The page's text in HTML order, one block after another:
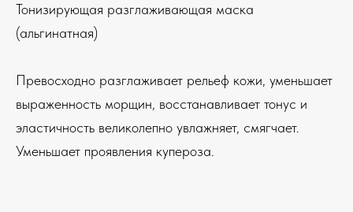
Тонизирующая разглаживающая маска
(альгинатная)
Превосходно разглаживает рельеф кожи, уменьшает
выраженность морщин, восстанавливает тонус и
эластичность великолепно увлажняет, смягчает.
Уменьшает проявления купероза.